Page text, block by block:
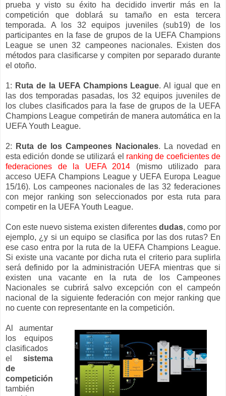
prueba y visto su éxito ha decidido invertir más en la
competición que doblará su tamaño en esta tercera
temporada. A los 32 equipos juveniles (sub19) de los
participantes en la fase de grupos de la UEFA Champions
League se unen 32 campeones nacionales. Existen dos
métodos para clasificarse y compiten por separado durante
el otoño.
1: Ruta de la UEFA Champions League. Al igual que en
las dos temporadas pasadas, los 32 equipos juveniles de
los clubes clasificados para la fase de grupos de la UEFA
Champions League competirán de manera automática en la
UEFA Youth League.
2: Ruta de los Campeones Nacionales. La novedad en
esta edición donde se utilizará el ranking de coeficientes de
federaciones de la UEFA 2014 (mismo utilizado para
acceso UEFA Champions League y UEFA Europa League
15/16). Los campeones nacionales de las 32 federaciones
con mejor ranking son seleccionados por esta ruta para
competir en la UEFA Youth League.
Con este nuevo sistema existen diferentes dudas, como por
ejemplo, ¿y si un equipo se clasifica por las dos rutas? En
ese caso entra por la ruta de la UEFA Champions League.
Si existe una vacante por dicha ruta el criterio para suplirla
será definido por la administración UEFA mientras que si
existen una vacante en la ruta de los Campeones
Nacionales se cubrirá salvo excepción con el campeón
nacional de la siguiente federación con mejor ranking que
no cuente con representante en la competición.
Al aumentar
los equipos
clasificados
elsistema
de
competición
también